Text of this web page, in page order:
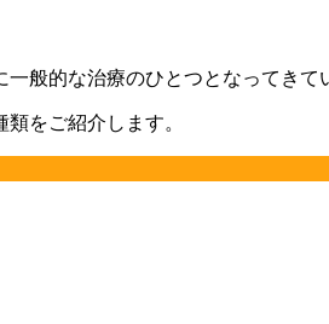
般的な治療のひとつとなってきて
をご紹介します。